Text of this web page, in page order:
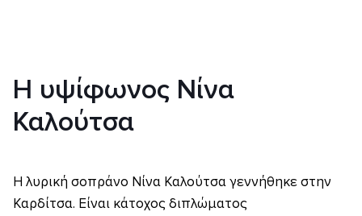
Η υψίφωνος Νίνα
Καλούτσα
H λυρική σοπράνο Νίνα Καλούτσα γεννήθηκε στην
Καρδίτσα. Είναι κάτοχος διπλώματος